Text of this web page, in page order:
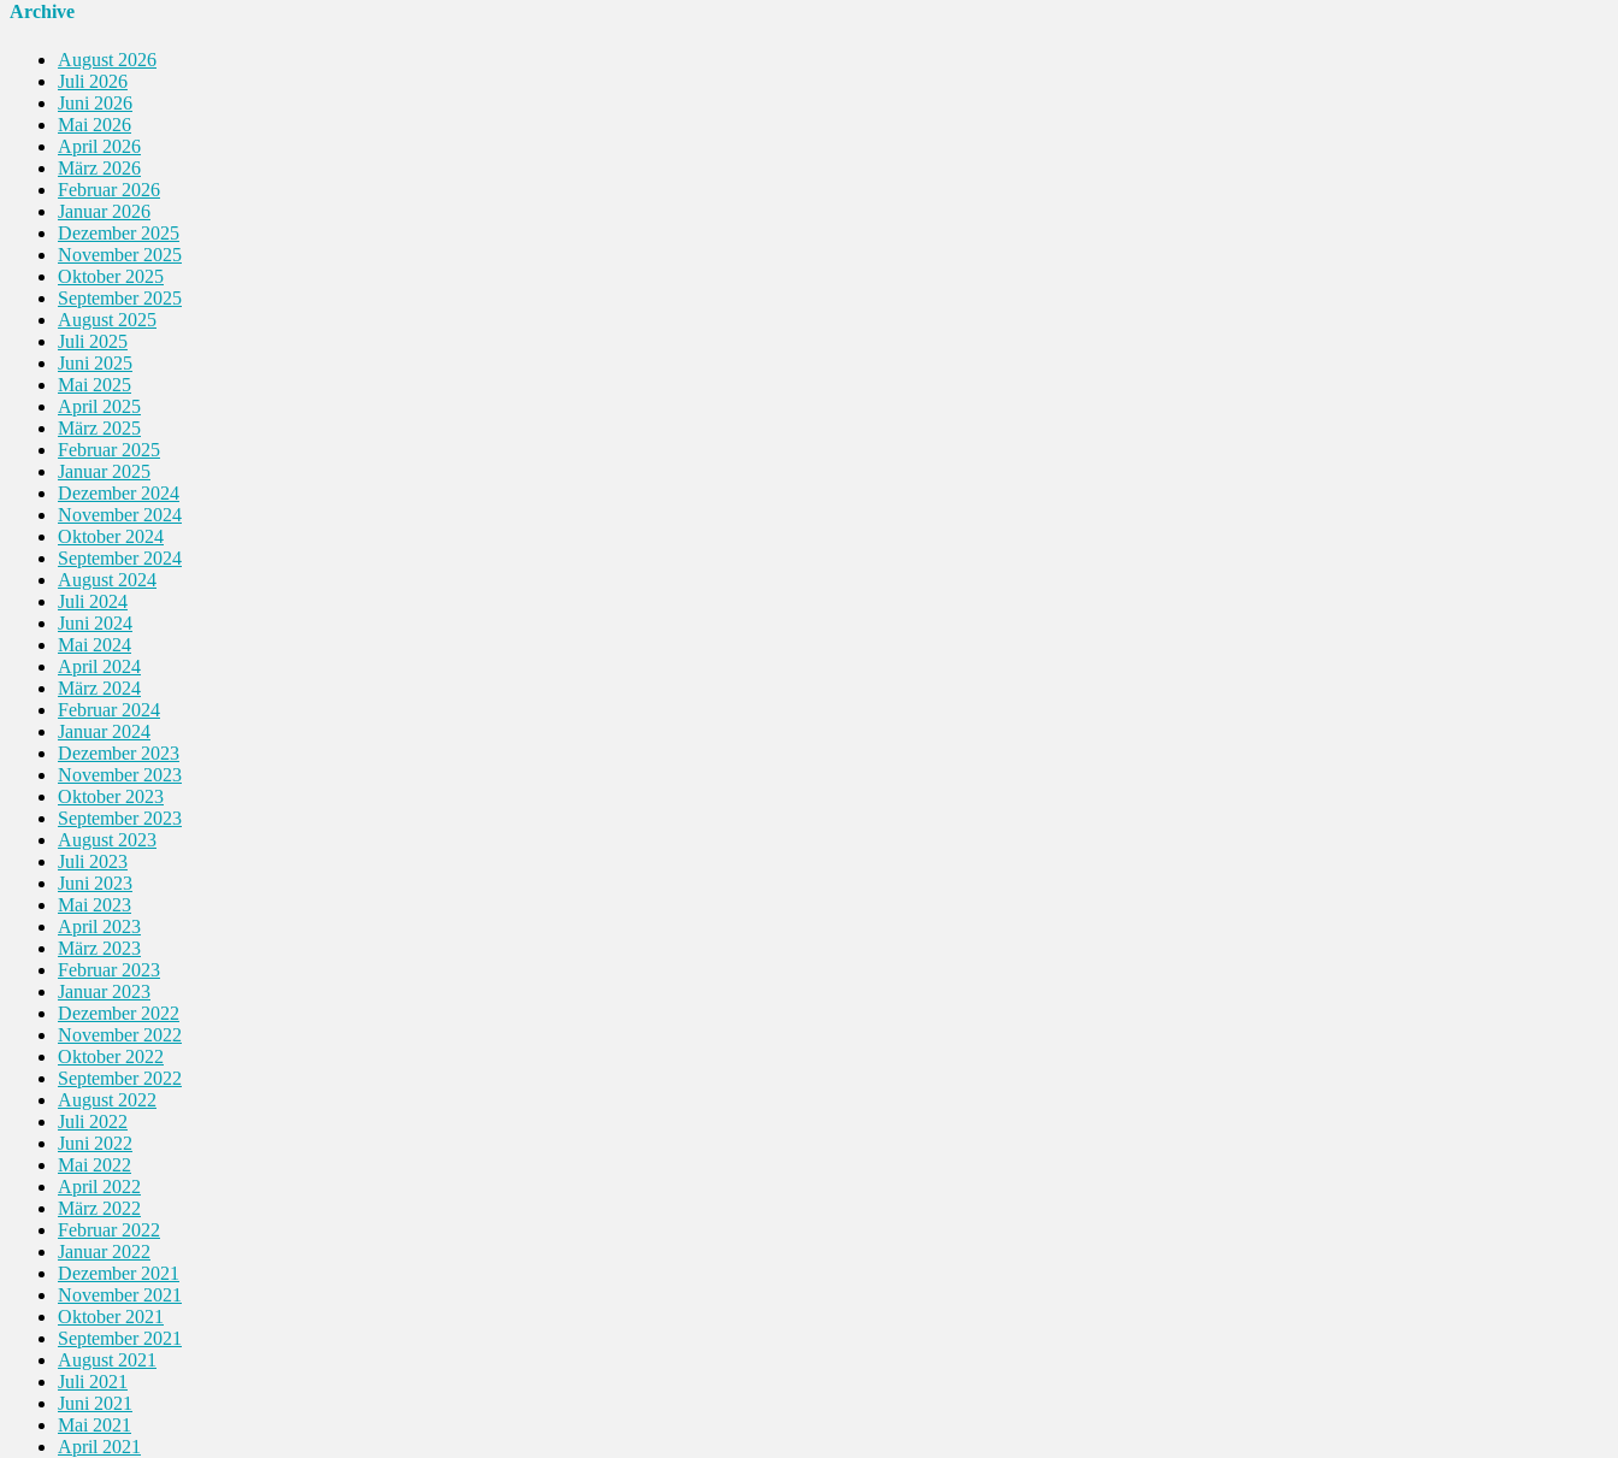
Archive
August 2026
Juli 2026
Juni 2026
Mai 2026
April 2026
März 2026
Februar 2026
Januar 2026
Dezember 2025
November 2025
Oktober 2025
September 2025
August 2025
Juli 2025
Juni 2025
Mai 2025
April 2025
März 2025
Februar 2025
Januar 2025
Dezember 2024
November 2024
Oktober 2024
September 2024
August 2024
Juli 2024
Juni 2024
Mai 2024
April 2024
März 2024
Februar 2024
Januar 2024
Dezember 2023
November 2023
Oktober 2023
September 2023
August 2023
Juli 2023
Juni 2023
Mai 2023
April 2023
März 2023
Februar 2023
Januar 2023
Dezember 2022
November 2022
Oktober 2022
September 2022
August 2022
Juli 2022
Juni 2022
Mai 2022
April 2022
März 2022
Februar 2022
Januar 2022
Dezember 2021
November 2021
Oktober 2021
September 2021
August 2021
Juli 2021
Juni 2021
Mai 2021
April 2021